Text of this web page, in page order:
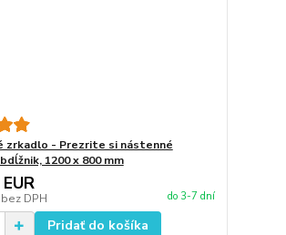
zrkadlo - Prezrite si nástenné
1200 x 800 mm
bez DPH do 3-7 dní
Pridať do košíka